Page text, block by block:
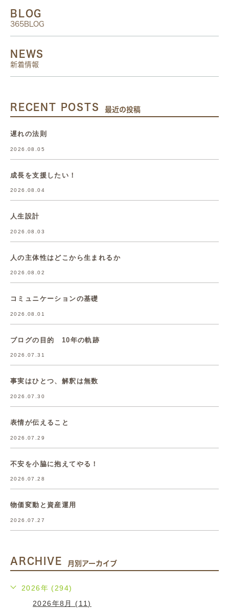
BLOG
365BLOG
NEWS
新着情報
RECENT POSTS 最近の投稿
遅れの法則
2026.08.05
成長を支援したい！
2026.08.04
人生設計
2026.08.03
人の主体性はどこから生まれるか
2026.08.02
コミュニケーションの基礎
2026.08.01
ブログの目的 10年の軌跡
2026.07.31
事実はひとつ、解釈は無数
2026.07.30
表情が伝えること
2026.07.29
不安を小脇に抱えてやる！
2026.07.28
物価変動と資産運用
2026.07.27
ARCHIVE 月別アーカイブ
2026年 (294)
2026年8月 (11)